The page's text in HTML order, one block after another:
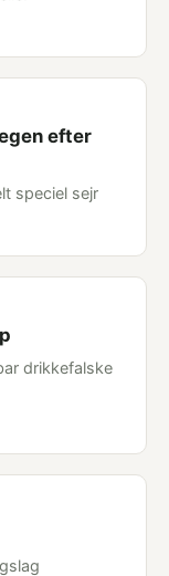
efter
speciel sejr
drikkefalske